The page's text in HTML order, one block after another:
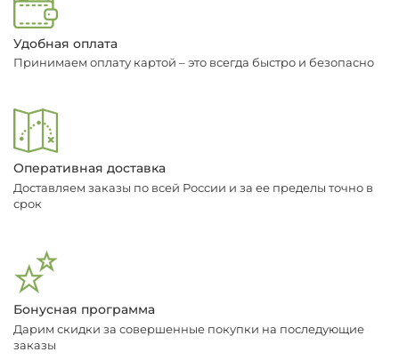
Удобная оплата
Принимаем оплату картой – это всегда быстро и безопасно
Оперативная доставка
Доставляем заказы по всей России и за ее пределы точно в
срок
Бонусная программа
Дарим скидки за совершенные покупки на последующие
заказы